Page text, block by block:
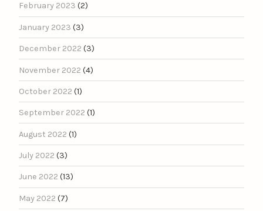
February 2023 (2)
January 2023 (3)
December 2022 (3)
November 2022 (4)
October 2022 (1)
September 2022 (1)
August 2022 (1)
July 2022 (3)
June 2022 (13)
May 2022 (7)